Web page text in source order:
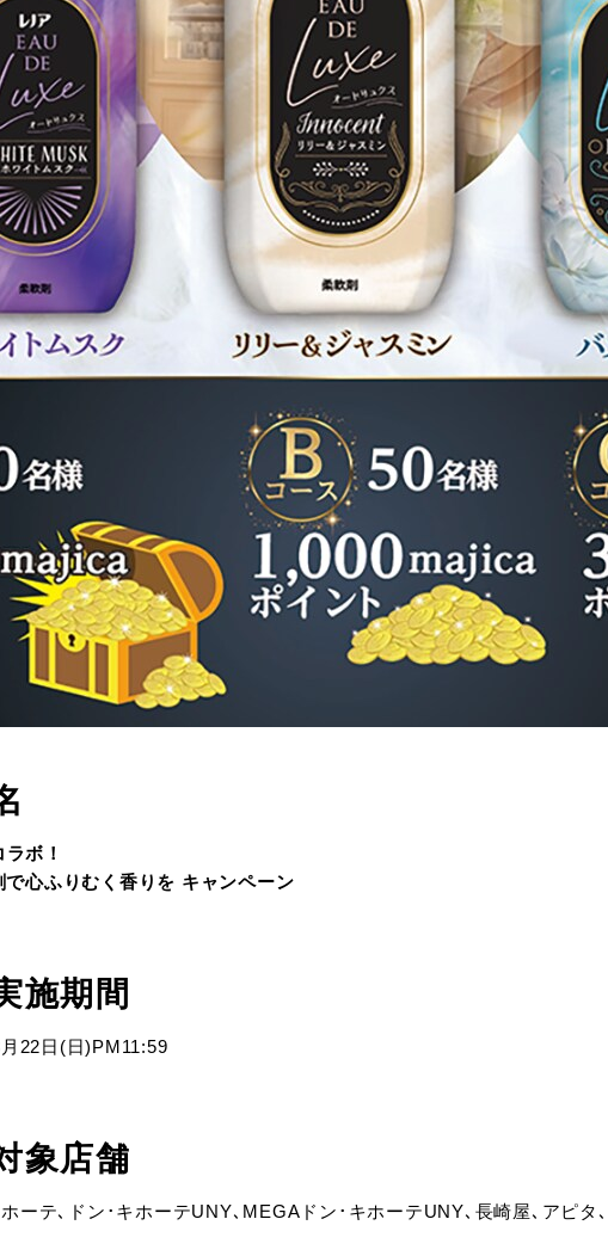
ボ！
心ふりむく香りを キャンペーン
施期間
22日(日)PM11:59
象店舗
ーテ､ドン･キホーテUNY､MEGAドン･キホーテUNY､長崎屋､アピタ